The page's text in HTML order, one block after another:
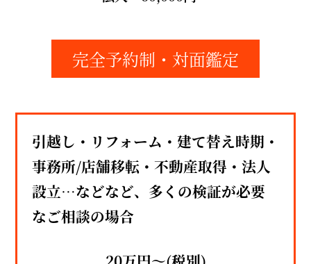
完全予約制・対面鑑定
引越し・リフォーム・建て替え時期・
事務所/店舗移転・不動産取得・法人
設立…などなど、多くの検証が必要
なご相談の場合